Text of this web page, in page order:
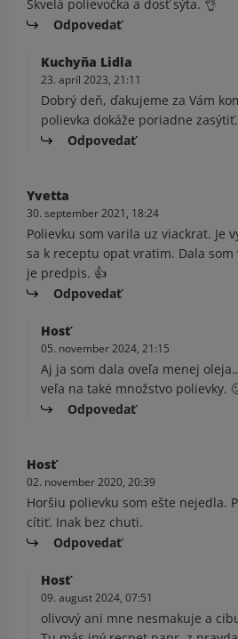
Skvelá polievočka a dosť sýta. 👌
Odpovedať
Kuchyňa Lidla
23. apríl 2023, 21:11
Dobrý deň, ďakujeme za Vám
polievka dokáže poriadne zasýtiť.
Odpovedať
Yvetta
30. september 2021, 18:24
Polievku som varila uz viackrat. Je
sa k receptu opat vratim. Dala som
je predpis. 👍
Odpovedať
Hosť
05. november 2024, 21:15
Aj ja som dala oveľa menej
veľa na také množstvo polievky.
Odpovedať
Hosť
02. november 2020, 20:39
Horšiu polievku som ešte nejedla.
cítiť. Inak bez chuti.
Odpovedať
Hosť
09. august 2024, 07:51
olivový ani mne nesmakuje a